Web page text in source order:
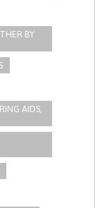
BY
AIDS,